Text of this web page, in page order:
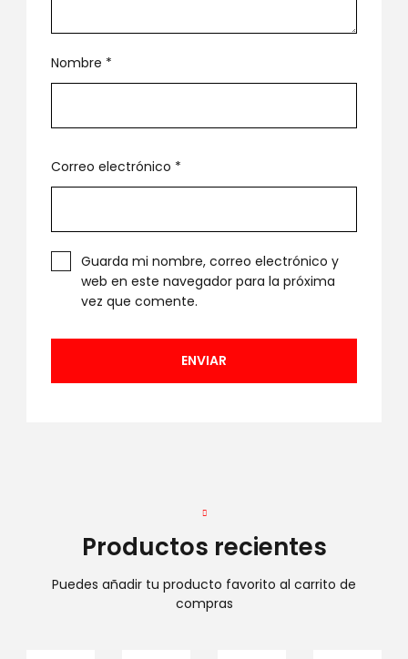
Nombre *
Correo electrónico *
Guarda mi nombre, correo electrónico y
web en este navegador para la próxima
vez que comente.
Productos recientes
Puedes añadir tu producto favorito al carrito de
compras